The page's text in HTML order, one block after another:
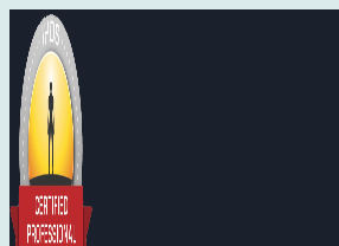
Перейти
содержимому